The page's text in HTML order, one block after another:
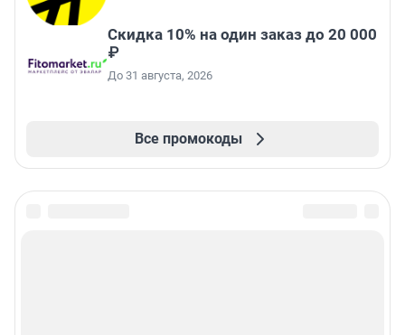
Скидка 10% на один заказ до 20 000
₽
До 31 августа, 2026
Все промокоды